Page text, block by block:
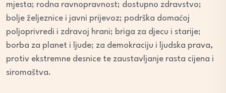
mjesta; rodna ravnopravnost; dostupno zdravstvo;
bolje željeznice i javni prijevoz; podrška domaćoj
poljoprivredi i zdravoj hrani; briga za djecu i starije;
borba za planet i ljude; za demokraciju i ljudska prava,
protiv ekstremne desnice te zaustavljanje rasta cijena i
siromaštva.